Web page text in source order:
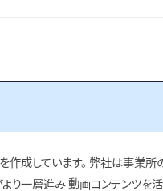
作成しています。 弊社は事業
り一層進み 動画コンテンツを